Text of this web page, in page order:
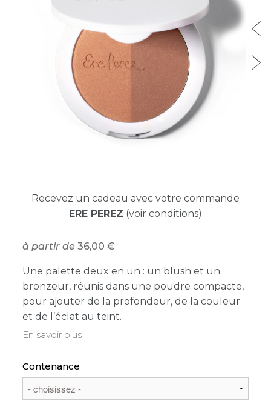
Recevez un cadeau avec votre commande
ERE PEREZ (voir conditions)
à partir de 36,00
Une palette deux en un : un blush et un
bronzeur, réunis dans une poudre compacte,
pour ajouter de la profondeur, de la couleur
et de l’éclat au teint.
En savoir plus
Contenance